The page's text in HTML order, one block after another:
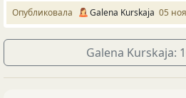
Опубликовала Galena Kurskaja 05
Galena Kurskaja: